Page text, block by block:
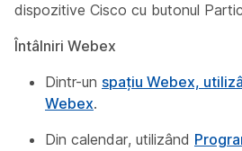
dispozitive Cisco cu butonul
Întâlniri Webex
Dintr-un spațiu Webex,
Webex.
Din calendar, utilizând